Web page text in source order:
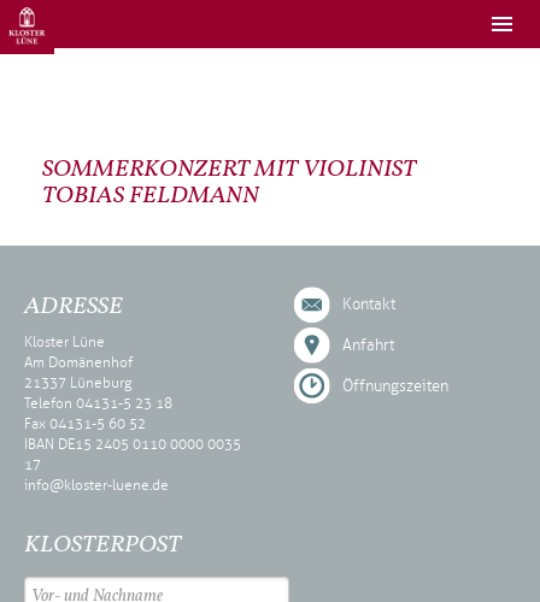
SOMMERKONZERT MIT VIOLINIST
TOBIAS FELDMANN
ADRESSE
Kloster Lüne
Am Domänenhof
21337 Lüneburg
Telefon 04131-5 23 18
Fax 04131-5 60 52
IBAN DE15 2405 0110 0000 0035
17
info@kloster-luene.de
Kontakt
Anfahrt
Öffnungszeiten
KLOSTERPOST